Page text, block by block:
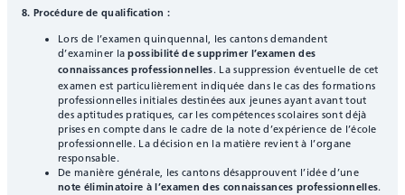
8. Procédure de qualification :
Lors de l’examen quinquennal, les cantons demandent
d’examiner lapossibilité de supprimer l’examen des
connaissances professionnelles. La suppression éventuelle de cet
examen est particulièrement indiquée dans le cas des formations
professionnelles initiales destinées aux jeunes ayant avant tout
des aptitudes pratiques, car les compétences scolaires sont déjà
prises en compte dans le cadre de la note d’expérience de l’école
professionnelle. La décision en la matière revient à l’organe
responsable.
De manière générale, les cantons désapprouvent l’idée d’une
note éliminatoire à l’examen des connaissances professionnelles.